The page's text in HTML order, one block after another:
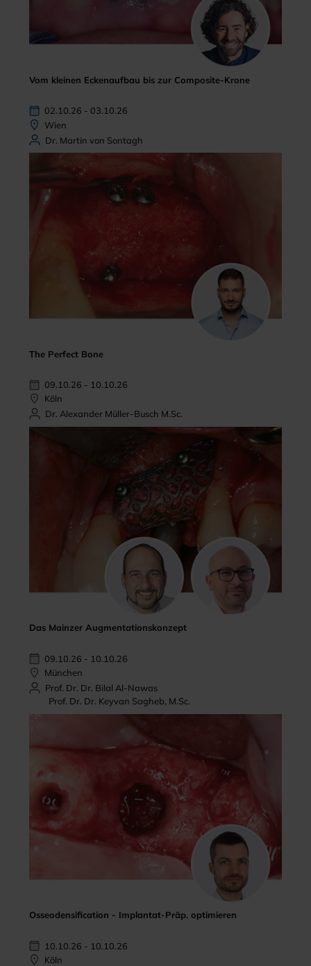
Vom kleinen Eckenaufbau bis zur Composite-Krone
02.10.26 - 03.10.26
Wien
Dr. Martin von Sontagh
The Perfect Bone
09.10.26 - 10.10.26
Köln
Dr. Alexander Müller-Busch M.Sc.
Das Mainzer Augmentationskonzept
09.10.26 - 10.10.26
München
Prof. Dr. Dr. Bilal Al-Nawas
Prof. Dr. Dr. Keyvan Sagheb, M.Sc.
Osseodensification - Implantat-Präp. optimieren
10.10.26 - 10.10.26
Köln